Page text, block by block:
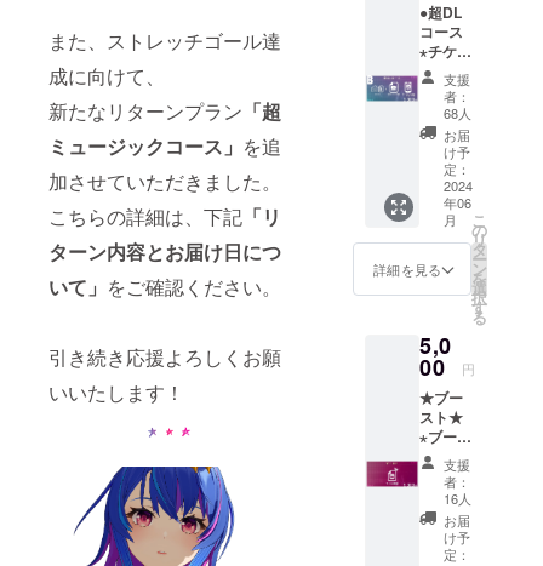
また、ストレッチゴール達
成に向けて、
新たなリターンプラン 「超
ミュージックコース」 を追
加させていただきました。
こちらの詳細は、下記 「リ
ターン内容とお届け日につ
いて」 をご確認ください。
引き続き応援よろしくお願
いいたします！
●超DL
コース
⋆チケッ
ト先行
予約権
⋆お礼
メッ
セージ
画像 ⋆
お礼
メッ
セージ
動画 ⋆
ライブ
ツアー
KV壁紙
支援
者：
68人
お届
け予
定：
2024
年06
月
詳細を見る
こ
の
リ
タ
ー
ン
を
選
択
す
る
5,0
00 円
★ブー
スト★
⋆ブース
ト表彰
状(画像)
※もっと
応援し
たい！
という
支援
者：
16人
お届
け予
定：